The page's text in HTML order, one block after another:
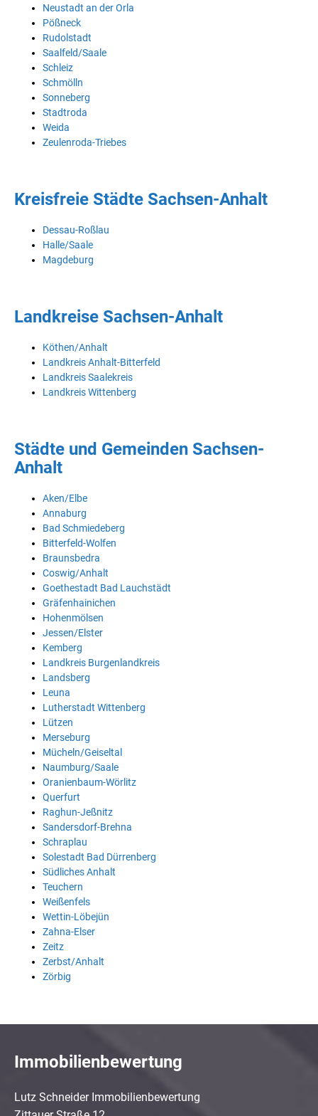
Neustadt an der Orla
Pößneck
Rudolstadt
Saalfeld/Saale
Schleiz
Schmölln
Sonneberg
Stadtroda
Weida
Zeulenroda-Triebes
Kreisfreie Städte Sachsen-Anhalt
Dessau-Roßlau
Halle/Saale
Magdeburg
Landkreise Sachsen-Anhalt
Köthen/Anhalt
Landkreis Anhalt-Bitterfeld
Landkreis Saalekreis
Landkreis Wittenberg
Städte und Gemeinden Sachsen-
Anhalt
Aken/Elbe
Annaburg
Bad Schmiedeberg
Bitterfeld-Wolfen
Braunsbedra
Coswig/Anhalt
Goethestadt Bad Lauchstädt
Gräfenhainichen
Hohenmölsen
Jessen/Elster
Kemberg
Landkreis Burgenlandkreis
Landsberg
Leuna
Lutherstadt Wittenberg
Lützen
Merseburg
Mücheln/Geiseltal
Naumburg/Saale
Oranienbaum-Wörlitz
Querfurt
Raghun-Jeßnitz
Sandersdorf-Brehna
Schraplau
Solestadt Bad Dürrenberg
Südliches Anhalt
Teuchern
Weißenfels
Wettin-Löbejün
Zahna-Elser
Zeitz
Zerbst/Anhalt
Zörbig
Immobilienbewertung
Lutz Schneider Immobilienbewertung